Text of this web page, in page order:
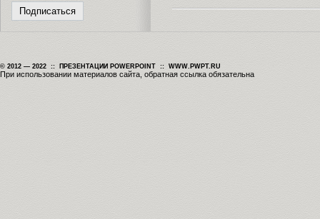
© 2012 — 2022 :: ПРЕЗЕНТАЦИИ POWERPOINT :: WWW.PWPT.RU
При использовании материалов сайта, обратная ссылка обязательна